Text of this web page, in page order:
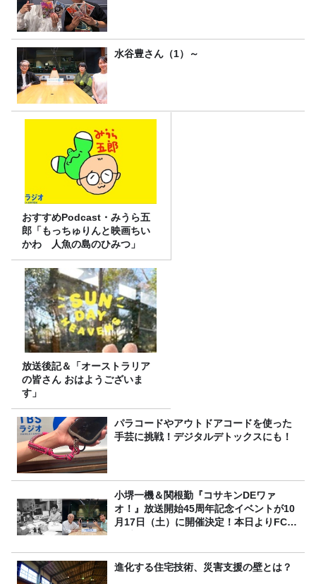
水谷豊さん（1）～
おすすめPodcast・みうら五
郎「もっちゅりんと映画ちい
かわ 人魚の島のひみつ」
放送後記＆「オーストラリア
の皆さん おはようございま
す」
パラコードやアウトドアコードを使った
手芸に挑戦！デジタルデトックスにも！
小堺一機＆関根勤『コサキンDEワァ
オ！』放送開始45周年記念イベントが10
月17日（土）に開催決定！本日よりFC先
進化する住宅技術、災害支援の壁とは？